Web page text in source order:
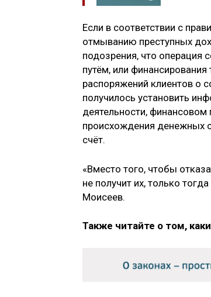
Если в соответствии с
отмыванию преступных
подозрения, что операция
путём, или
распоряжений клиентов о
получилось установить
деятельности, финансовом
происхождения денежных
счёт.
«Вместо того, чтобы
не получит их, только
Моисеев.
Также читайте о том,